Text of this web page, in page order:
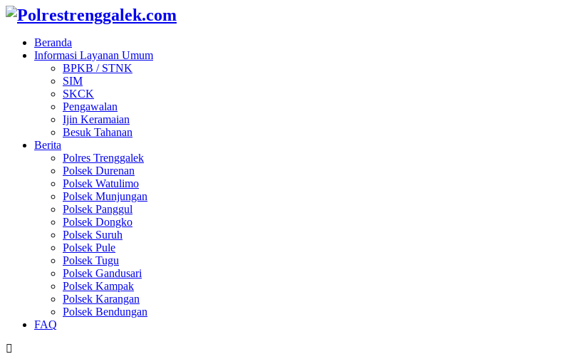
Beranda
Informasi Layanan Umum
BPKB / STNK
SIM
SKCK
Pengawalan
Ijin Keramaian
Besuk Tahanan
Berita
Polres Trenggalek
Polsek Durenan
Polsek Watulimo
Polsek Munjungan
Polsek Panggul
Polsek Dongko
Polsek Suruh
Polsek Pule
Polsek Tugu
Polsek Gandusari
Polsek Kampak
Polsek Karangan
Polsek Bendungan
FAQ